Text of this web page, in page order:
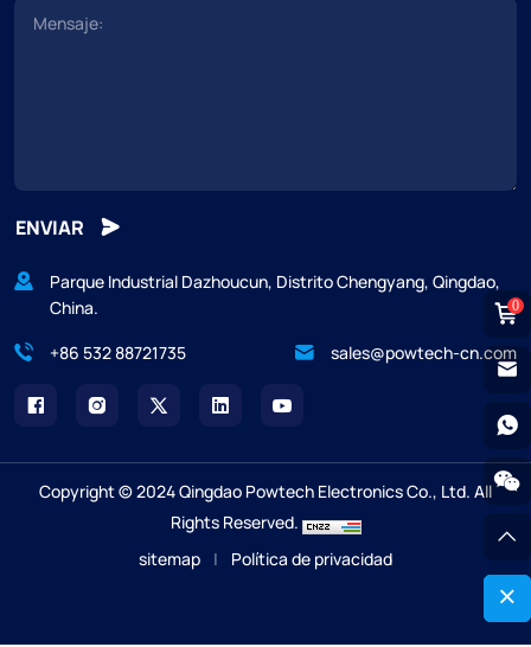
ENVIAR
Parque Industrial Dazhoucun, Distrito Chengyang, Qingdao,
China.
+86 532 88721735
sales@powtech-cn.com
Copyright © 2024 Qingdao Powtech Electronics Co., Ltd. All
Rights Reserved.
sitemap | Política de privacidad
0